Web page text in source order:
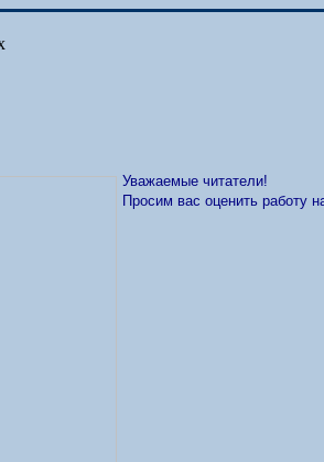
Уважаемые читатели!
Просим вас оценить работу